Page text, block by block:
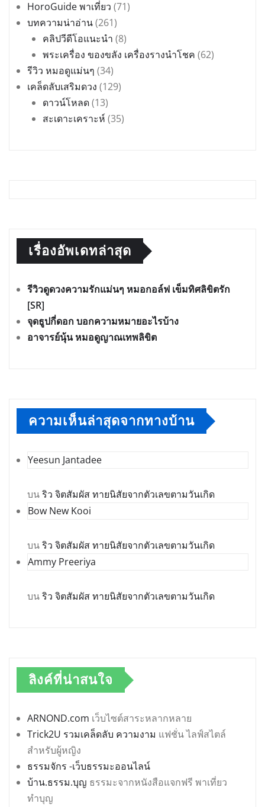
HoroGuide พาเที่ยว (71)
บทความน่าอ่าน(261)
คลิปวีดีโอแนะนำ (8)
พระเครื่อง ของขลัง เครื่องรางนำโชค (62)
รีวิว หมอดูแม่นๆ (34)
เคล็ดลับเสริมดวง (129)
ดาวน์โหลด(13)
สะเดาะเคราะห์ (35)
เรื่องอัพเดทล่าสุด
รีวิวดูดวงความรักแม่นๆ หมอกอล์ฟ เข็มทิศลิขิตรัก
[SR]
จุดธูปกี่ดอก บอกความหมายอะไรบ้าง
อาจารย์นุ้น หมอดูญาณเทพลิขิต
ความเห็นล่าสุดจากทางบ้าน
Yeesun Jantadee
บนริว จิตสัมผัส ทายนิสัยจากตัวเลขตามวันเกิด
Bow New Kooi
บนริว จิตสัมผัส ทายนิสัยจากตัวเลขตามวันเกิด
Ammy Preeriya
บนริว จิตสัมผัส ทายนิสัยจากตัวเลขตามวันเกิด
ลิงค์ที่น่าสนใจ
ARNOND.com เว็บไซต์สาระหลากหลาย
Trick2U รวมเคล็ดลับ ความงาม แฟชั่น ไลฟ์สไตล์
สำหรับผู้หญิง
ธรรมจักร -เว็บธรรมะออนไลน์
บ้าน.ธรรม.บุญ ธรรมะจากหนังสือแจกฟรี พาเที่ยว
ทำบุญ